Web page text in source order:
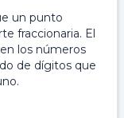
un punto
fraccionaria. El
los números
de dígitos que